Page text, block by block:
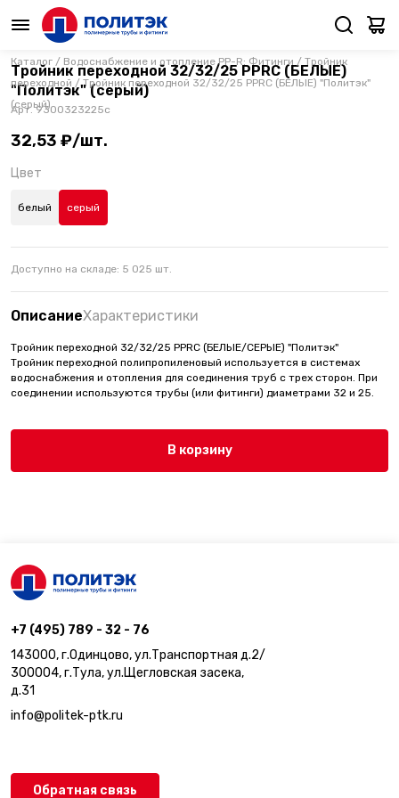
Каталог / Водоснабжение и отопление PP-R: Фитинги / Тройник
переходной /Тройник переходной 32/32/25 PPRC (БЕЛЫЕ) "Политэк"
(серый)
Тройник переходной 32/32/25 PPRC (БЕЛЫЕ)
"Политэк" (серый)
Арт.9300323225с
32,53 ₽/шт.
Цвет
белый серый
Доступно на складе: 5 025 шт.
ОписаниеХарактеристики
Тройник переходной 32/32/25 PPRC (БЕЛЫЕ/СЕРЫЕ) "Политэк"
Тройник переходной полипропиленовый используется в системах
водоснабжения и отопления для соединения труб с трех сторон. При
соединении используются трубы (или фитинги) диаметрами 32 и 25.
В корзину
+7 (495) 789 - 32 - 76
143000, г.Одинцово, ул.Транспортная д.2/
300004, г.Тула, ул.Щегловская засека,
д.31
info@politek-ptk.ru
Обратная связь